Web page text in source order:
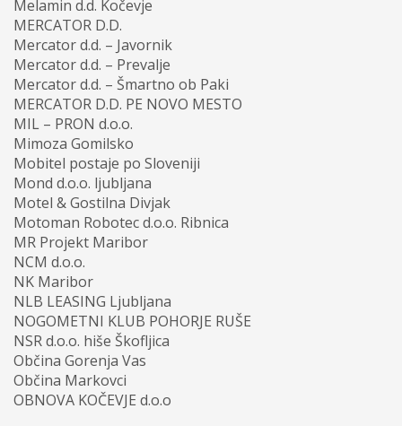
Melamin d.d. Kočevje
MERCATOR D.D.
Mercator d.d. – Javornik
Mercator d.d. – Prevalje
Mercator d.d. – Šmartno ob Paki
MERCATOR D.D. PE NOVO MESTO
MIL – PRON d.o.o.
Mimoza Gomilsko
Mobitel postaje po Sloveniji
Mond d.o.o. ljubljana
Motel & Gostilna Divjak
Motoman Robotec d.o.o. Ribnica
MR Projekt Maribor
NCM d.o.o.
NK Maribor
NLB LEASING Ljubljana
NOGOMETNI KLUB POHORJE RUŠE
NSR d.o.o. hiše Škofljica
Občina Gorenja Vas
Občina Markovci
OBNOVA KOČEVJE d.o.o